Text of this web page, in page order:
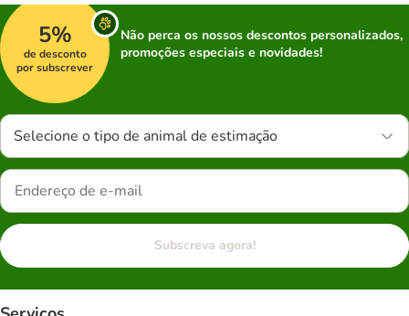
5%
de desconto
por subscrever
Não perca os nossos descontos personalizados,
promoções especiais e novidades!
Selecione o tipo de animal de estimação
Subscreva agora!